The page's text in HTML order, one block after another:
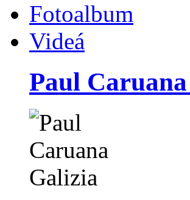
Fotoalbum
Videá
Paul